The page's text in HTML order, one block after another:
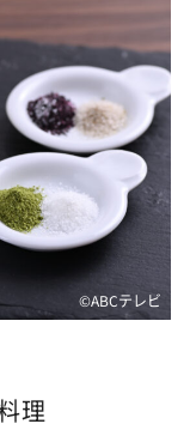
©ABCテレビ
理